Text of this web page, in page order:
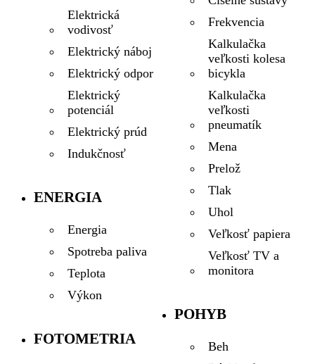
Elektrická
vodivosť
Elektrický náboj
Elektrický odpor
Elektrický
potenciál
Elektrický prúd
Indukčnosť
ENERGIA
Energia
Spotreba paliva
Teplota
Výkon
FOTOMETRIA
Frekvencia
Kalkulačka
veľkosti kolesa
bicykla
Kalkulačka
veľkosti
pneumatík
Mena
Prelož
Tlak
Uhol
Veľkosť papiera
Veľkosť TV a
monitora
POHYB
Beh